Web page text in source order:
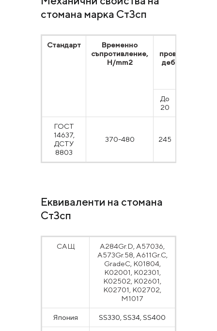
стомана марка Ст3сп
Стандарт
Временно
съпротивление,
Н/mm2
провлачане, Н/
дебелини, mm,
До
20
ГОСТ
14637,
ДСТУ
8803
370-480 245
Еквиваленти на стомана
Ст3сп
САЩ
A284Gr.D, A57036,
A573Gr.58, A611Gr.C,
GradeC, K01804,
K02001, K02301,
K02502, K02601,
K02701, K02702,
M1017
Япония SS330, SS34, SS400